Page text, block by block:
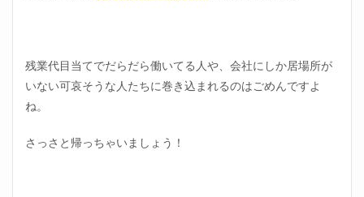
残業代目当てでだらだら働いてる人や、会社にしか居場所が
いない可哀そうな人たちに巻き込まれるのはごめんですよ
ね。
さっさと帰っちゃいましょう！